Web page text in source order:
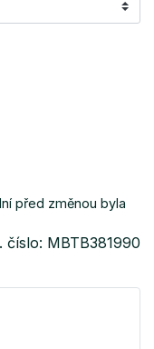
před změnou byla
číslo: MBTB381990